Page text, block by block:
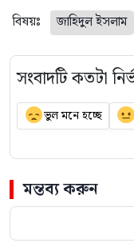
বিষয়ঃ জাহিদুল ইসলাম
সংবাদটি কতটা
ভুল মনে হচ্ছে
মন্তব্য করুন